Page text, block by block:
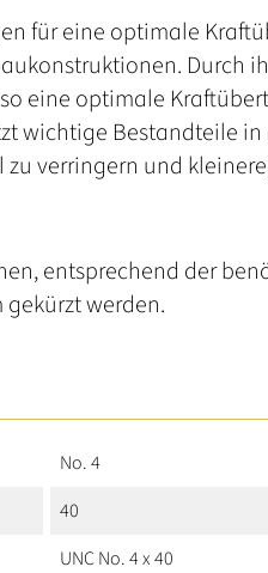
für eine optimale
Durch
eine optimale
wichtige Bestandteile
verringern und
entsprechend der
werden.
No. 4
40
UNC No. 4 x 40